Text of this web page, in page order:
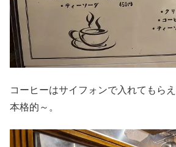
コーヒーはサイフォンで入れてもらえ
本格的～。